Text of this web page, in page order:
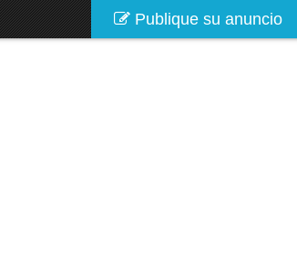
Publique su anuncio